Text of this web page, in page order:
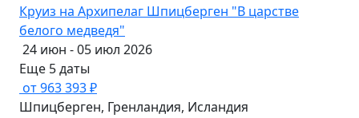
Круиз на Архипелаг Шпицберген "В царстве
белого медведя"
24 июн - 05 июл 2026
Еще 5 даты
от 963 393 ₽
Шпицберген, Гренландия, Исландия